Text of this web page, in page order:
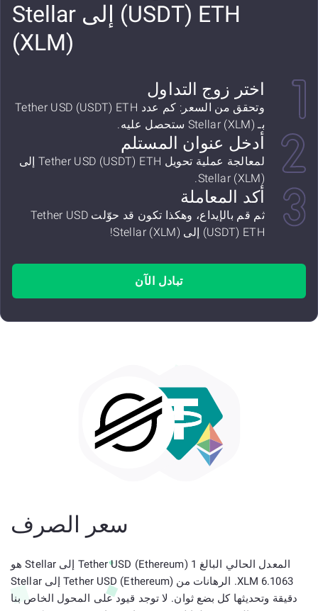
(USDT) ETH إلى Stellar
(XLM)
اختر زوج التداول
وتحقق من السعر: كم عدد Tether USD (USDT) ETH
بـ Stellar (XLM) ستحصل عليه.
أدخل عنوان المستلم
لمعالجة عملية تحويل Tether USD (USDT) ETH إلى
Stellar (XLM).
أكد المعاملة
ثم قم بالإيداع، وهكذا تكون قد حوّلت Tether USD
(USDT) ETH إلى Stellar (XLM)!
تبادل الآن
سعر الصرف
المعدل الحالي البالغ 1 Tether USD (Ethereum) إلى Stellar هو
6.1063 XLM. الرهانات من Tether USD (Ethereum) إلى Stellar
دقيقة وتحديثها كل بضع ثوان. لا توجد قيود على المحول الخاص بنا